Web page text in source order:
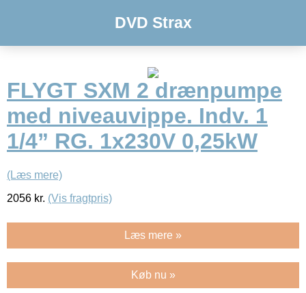
DVD Strax
FLYGT SXM 2 drænpumpe
med niveauvippe. Indv. 1
1/4” RG. 1x230V 0,25kW
(Læs mere)
2056 kr. (Vis fragtpris)
Læs mere »
Køb nu »